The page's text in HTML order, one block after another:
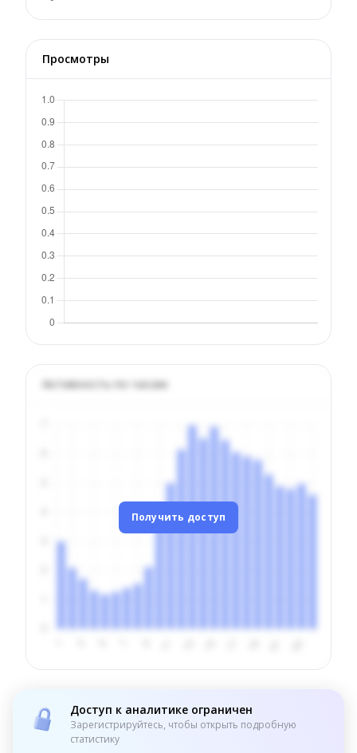
Просмотры
Активность по часам
Получить доступ
Доступ к аналитике ограничен
Зарегистрируйтесь, чтобы открыть подробную
статистику